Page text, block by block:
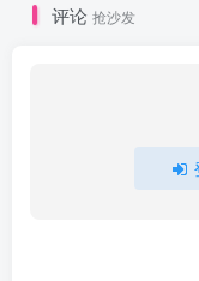
评论 抢沙发